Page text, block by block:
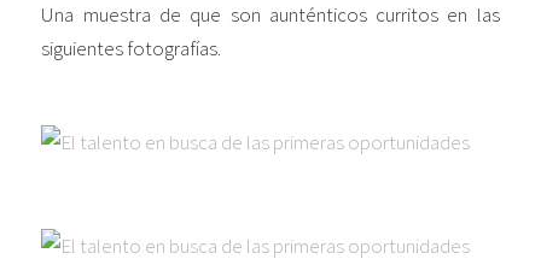
Una muestra de que son aunténticos curritos en las
siguientes fotografías.